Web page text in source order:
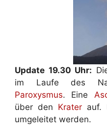
Update 19.30 Uhr:
im Laufe des
Paroxysmus. Eine
über den Krater auf.
umgeleitet werden.